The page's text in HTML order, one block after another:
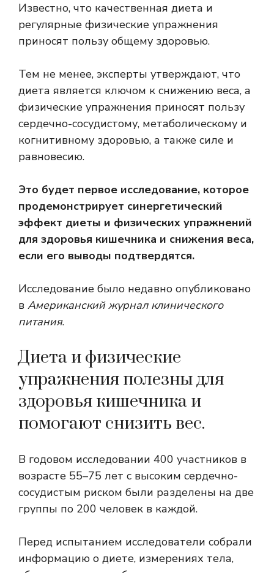
Известно, что качественная диета и
регулярные физические упражнения
приносят пользу общему здоровью.
Тем не менее, эксперты утверждают, что
диета является ключом к снижению веса, а
физические упражнения приносят пользу
сердечно-сосудистому, метаболическому и
когнитивному здоровью, а также силе и
равновесию.
Это будет первое исследование, которое
продемонстрирует синергетический
эффект диеты и физических упражнений
для здоровья кишечника и снижения веса,
если его выводы подтвердятся.
Исследование было недавно опубликовано
в Американский журнал клинического
питания.
Диета и физические
упражнения полезны для
здоровья кишечника и
помогают снизить вес.
В годовом исследовании 400 участников в
возрасте 55–75 лет с высоким сердечно-
сосудистым риском были разделены на две
группы по 200 человек в каждой.
Перед испытанием исследователи собрали
информацию о диете, измерениях тела,